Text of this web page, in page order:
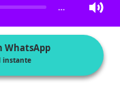
…
WhatsApp
instante